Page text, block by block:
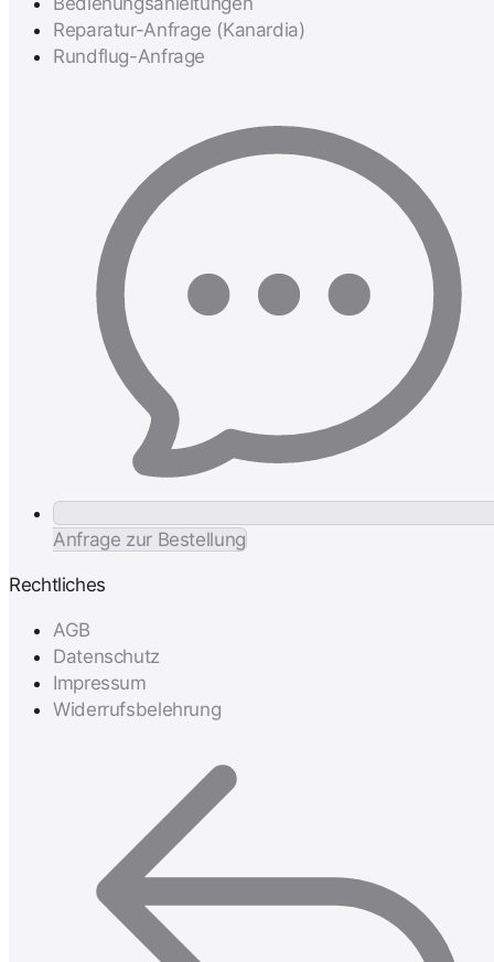
Reparatur-Anfrage (Kanardia)
Rundflug-Anfrage
Anfrage zur Bestellung
Rechtliches
AGB
Datenschutz
Impressum
Widerrufsbelehrung